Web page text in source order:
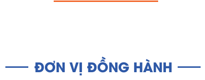
ĐƠN VỊ ĐỒNG HÀNH